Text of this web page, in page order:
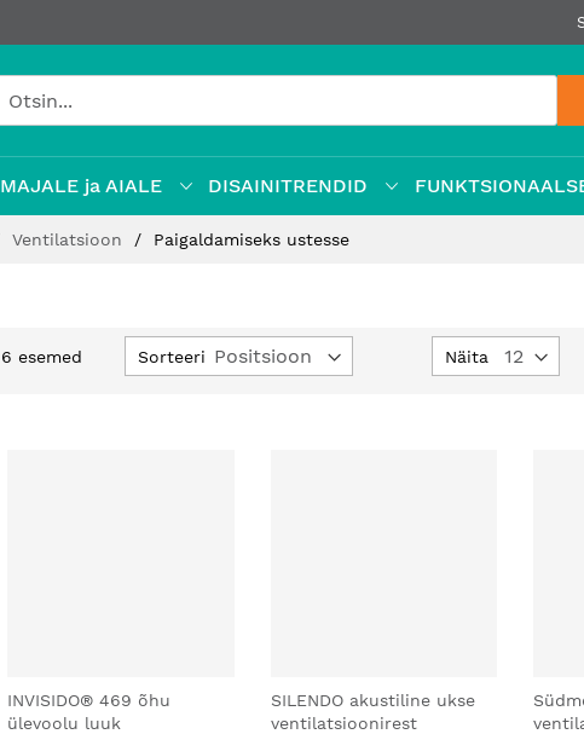
MAJALE ja AIALE DISAINITRENDID
Ventilatsioon Paigaldamiseks ustesse
6 esemed Sorteeri Näita
INVISIDO® 469 õhu
ülevoolu luuk
SILENDO akustiline ukse
ventilatsioonirest